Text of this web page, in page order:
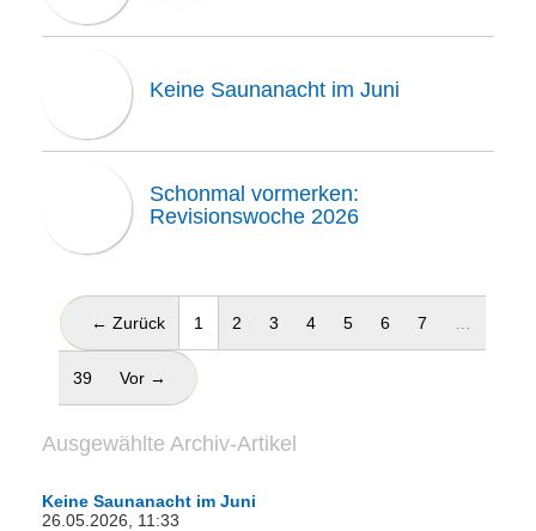
Keine Saunanacht im Juni
Schonmal vormerken:
Revisionswoche 2026
← Zurück 1 (aktuell)
2 3 4 5 6 7
39 Vor →
Ausgewählte Archiv-Artikel
Keine Saunanacht im Juni
26.05.2026, 11:33